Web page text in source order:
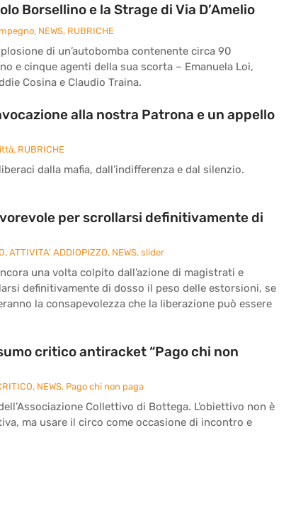
Borsellino e la Strage di Via D’Amelio
, NEWS, RUBRICHE
di un’autobomba contenente circa 90
e cinque agenti della sua scorta – Emanuela Loi,
Cosina e Claudio Traina.
alla nostra Patrona e un appello
, RUBRICHE
dalla mafia, dall’indifferenza e dal silenzio.
per scrollarsi definitivamente di
, ATTIVITA' ADDIOPIZZO, NEWS, slider
una volta colpito dall’azione di magistrati e
definitivamente di dosso il peso delle estorsioni, se
la consapevolezza che la liberazione può essere
critico antiracket “Pago chi non
, NEWS, Pago chi non paga
Collettivo di Bottega. L’obiettivo non è
ma usare il circo come occasione di incontro e